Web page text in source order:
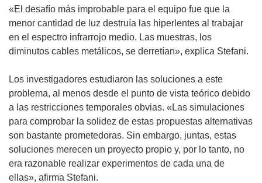
n
t
a
n
)
u
e
v
a
e
n
t
a
n
a
)
a
n
u
e
a
v
e
n
t
a
n
u
n
a
n
e
v
a
v
e
n
t
«El desafío más improbable para el equipo fue que la
menor cantidad de luz destruía las hiperlentes al trabajar
en el espectro infrarrojo medio. Las muestras, los
diminutos cables metálicos, se derretían», explica Stefani.
Los investigadores estudiaron las soluciones a este
problema, al menos desde el punto de vista teórico debido
a las restricciones temporales obvias. «Las simulaciones
para comprobar la solidez de estas propuestas alternativas
son bastante prometedoras. Sin embargo, juntas, estas
soluciones merecen un proyecto propio y, por lo tanto, no
era razonable realizar experimentos de cada una de
ellas», afirma Stefani.